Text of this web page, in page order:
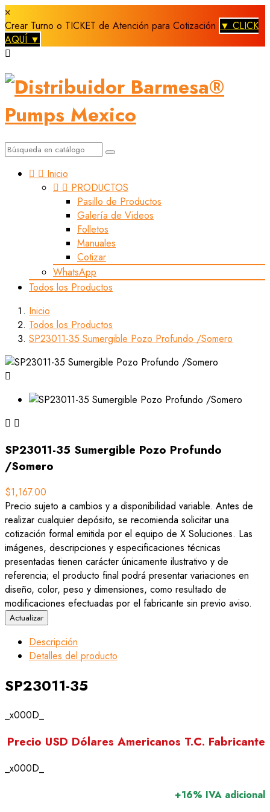
×
Crear Turno o TICKET de Atención para Cotización ▼ CLICK
AQUÍ ▼

  Inicio
  PRODUCTOS
Pasillo de Productos
Galería de Videos
Folletos
Manuales
Cotizar
WhatsApp
Todos los Productos
Inicio
Todos los Productos
SP23011-35 Sumergible Pozo Profundo /Somero

 
SP23011-35 Sumergible Pozo Profundo
/Somero
$1,167.00
Precio sujeto a cambios y a disponibilidad variable. Antes de
realizar cualquier depósito, se recomienda solicitar una
cotización formal emitida por el equipo de X Soluciones. Las
imágenes, descripciones y especificaciones técnicas
presentadas tienen carácter únicamente ilustrativo y de
referencia; el producto final podrá presentar variaciones en
diseño, color, peso y dimensiones, como resultado de
modificaciones efectuadas por el fabricante sin previo aviso.
Descripción
Detalles del producto
SP23011-35
_x000D_
Precio USD Dólares Americanos T.C. Fabricante
_x000D_
+16% IVA adicional